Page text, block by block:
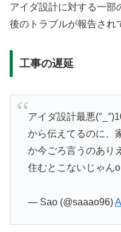
アイダ設計に対する一部
後のトラブルが報告され
工事の遅延
アイダ設計最悪
から伝えてるのに、
か今ごろ言うのあり
住むとこないじゃん
— Sao (@saaao96)